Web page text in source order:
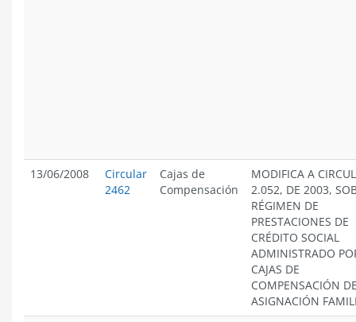
13/06/2008
Circular
2462
Cajas de
Compensación
MODIFICA A
2.052, DE 2003,
RÉGIMEN DE
PRESTACIONES DE
CRÉDITO SOCIAL
ADMINISTRADO
CAJAS DE
COMPENSACIÓN
ASIGNACIÓN